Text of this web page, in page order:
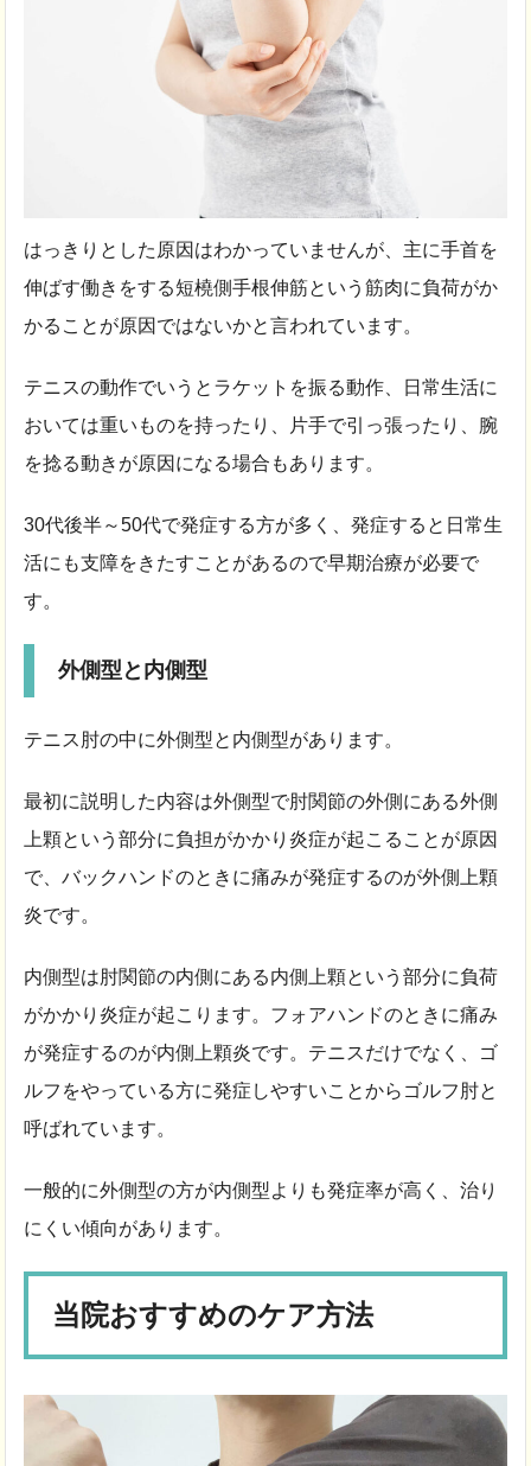
はっきりとした原因はわかっていませんが、主に手首を
伸ばす働きをする短橈側手根伸筋という筋肉に負荷がか
かることが原因ではないかと言われています。
テニスの動作でいうとラケットを振る動作、日常生活に
おいては重いものを持ったり、片手で引っ張ったり、腕
を捻る動きが原因になる場合もあります。
30代後半～50代で発症する方が多く、発症すると日常生
活にも支障をきたすことがあるので早期治療が必要で
す。
外側型と内側型
テニス肘の中に外側型と内側型があります。
最初に説明した内容は外側型で肘関節の外側にある外側
上顆という部分に負担がかかり炎症が起こることが原因
で、バックハンドのときに痛みが発症するのが外側上顆
炎です。
内側型は肘関節の内側にある内側上顆という部分に負荷
がかかり炎症が起こります。フォアハンドのときに痛み
が発症するのが内側上顆炎です。テニスだけでなく、ゴ
ルフをやっている方に発症しやすいことからゴルフ肘と
呼ばれています。
一般的に外側型の方が内側型よりも発症率が高く、治り
にくい傾向があります。
当院おすすめのケア方法